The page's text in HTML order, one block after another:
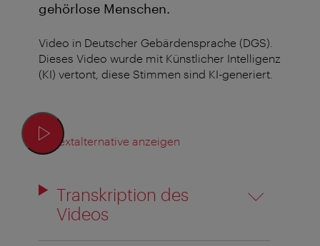
gehörlose Menschen.
Video in Deutscher Gebärdensprache (DGS).
Dieses Video wurde mit Künstlicher Intelligenz
(KI) vertont, diese Stimmen sind KI-generiert.
Textalternative anzeigen
Transkription des
Videos